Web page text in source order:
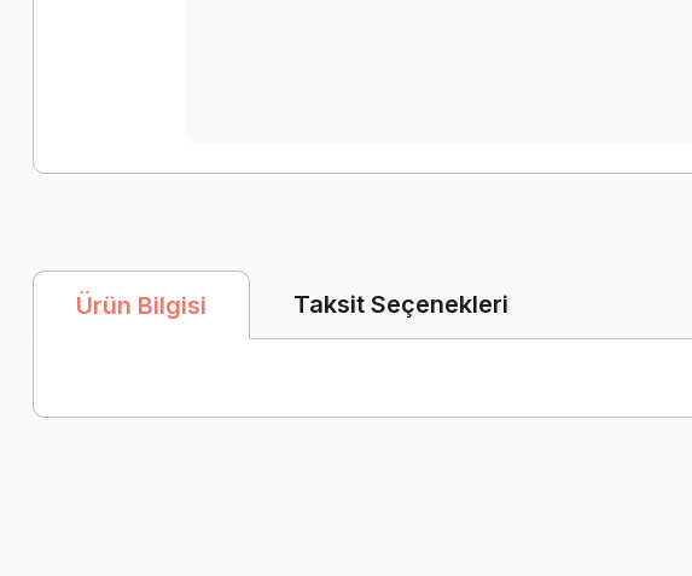
Ürün Bilgisi Taksit Seçenekleri